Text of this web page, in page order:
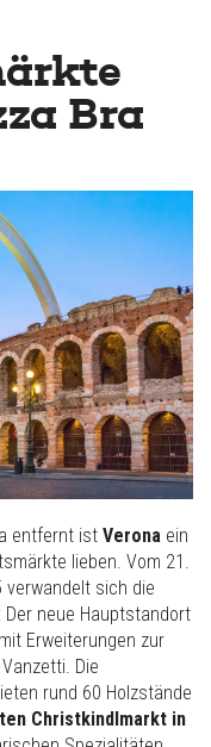
Bra
entfernt ist Verona ein
lieben. Vom 21.
verwandelt sich die
neue Hauptstandort
Erweiterungen zur
Die
rund 60 Holzstände
Christkindlmarkt in